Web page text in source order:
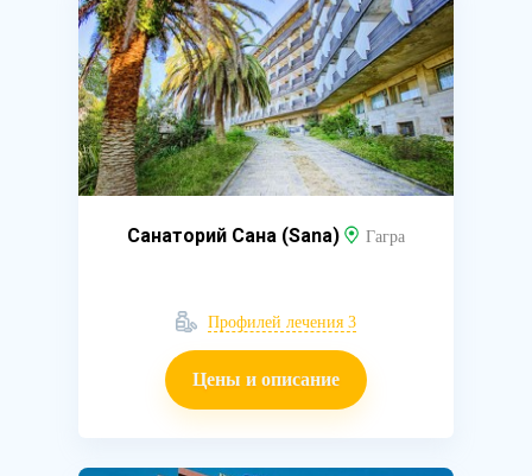
Санаторий Сана (Sana) Гагра
Профилей лечения 3
Цены и описание